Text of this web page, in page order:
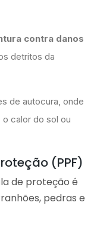
contra danos
detritos da
de autocura, onde
calor do sol ou
(PPF)
de proteção é
pedras e